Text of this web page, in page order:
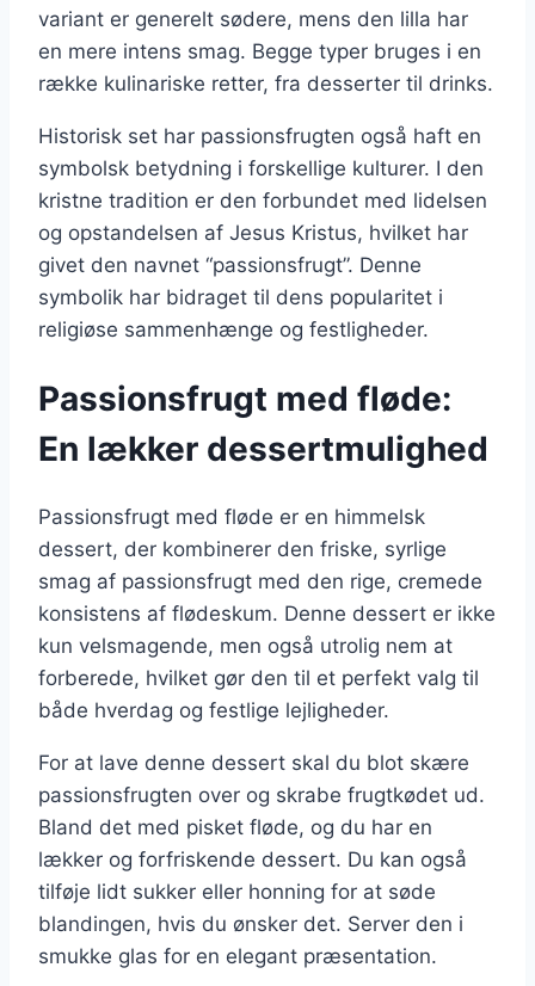
variant er generelt sødere, mens den lilla har
en mere intens smag. Begge typer bruges i en
række kulinariske retter, fra desserter til drinks.
Historisk set har passionsfrugten også haft en
symbolsk betydning i forskellige kulturer. I den
kristne tradition er den forbundet med lidelsen
og opstandelsen af Jesus Kristus, hvilket har
givet den navnet “passionsfrugt”. Denne
symbolik har bidraget til dens popularitet i
religiøse sammenhænge og festligheder.
Passionsfrugt med fløde:
En lækker dessertmulighed
Passionsfrugt med fløde er en himmelsk
dessert, der kombinerer den friske, syrlige
smag af passionsfrugt med den rige, cremede
konsistens af flødeskum. Denne dessert er ikke
kun velsmagende, men også utrolig nem at
forberede, hvilket gør den til et perfekt valg til
både hverdag og festlige lejligheder.
For at lave denne dessert skal du blot skære
passionsfrugten over og skrabe frugtkødet ud.
Bland det med pisket fløde, og du har en
lækker og forfriskende dessert. Du kan også
tilføje lidt sukker eller honning for at søde
blandingen, hvis du ønsker det. Server den i
smukke glas for en elegant præsentation.